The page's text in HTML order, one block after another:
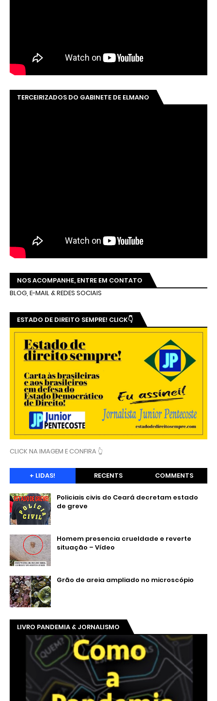
TERCEIRIZADOS DO GABINETE DE ELMANO
NOS ACOMPANHE, ENTRE EM CONTATO
BLOG, E-MAIL & REDES SOCIAIS
ESTADO DE DIREITO SEMPRE! CLICK👇
CLICK NA IMAGEM E CONFIRA 👆
+ LIDAS! RECENTS COMMENTS
Policiais civis do Ceará decretam estado
de greve
Homem presencia crueldade e reverte
situação – Vídeo
Grão de areia ampliado no microscópio
LIVRO PANDEMIA & JORNALISMO